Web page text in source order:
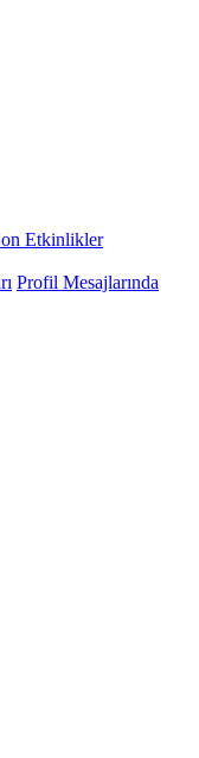
Etkinlikler
Profil Mesajlarında